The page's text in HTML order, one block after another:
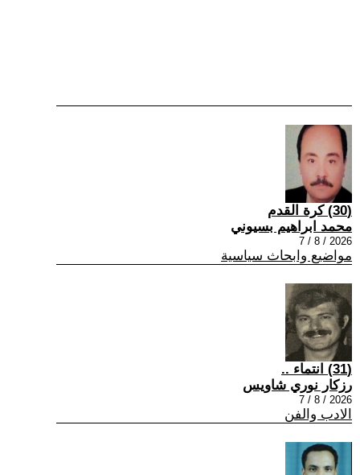
(30) كرة القدم
محمد ابراهيم بسيوني
2026 / 8 / 7
مواضيع وابحاث سياسية
(31) انتماء ..
رزكار نوري شاويس
2026 / 8 / 7
الادب والفن